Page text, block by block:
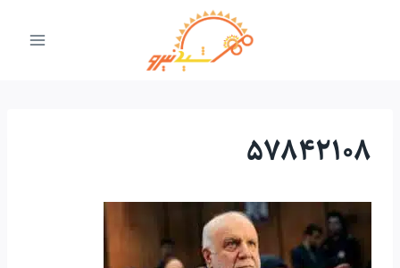
57842108